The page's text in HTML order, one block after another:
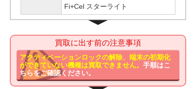
Fi+Cel スターライト
買取に出す前の注意事項
アクティベーションロックの解除、端末の初期化
ができていない機種は買取できません。手順はこ
ちらをご確認ください。